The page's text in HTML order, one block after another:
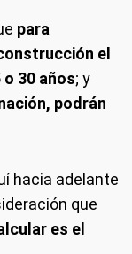
para
el
o 30 años; y
podrán
hacia adelante
que
es el